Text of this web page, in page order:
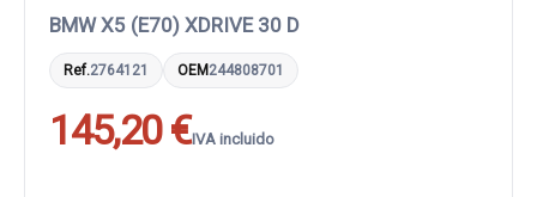
BMW X5 (E70) XDRIVE 30 D
Ref.2764121 OEM244808701
145,20 €IVA incluido